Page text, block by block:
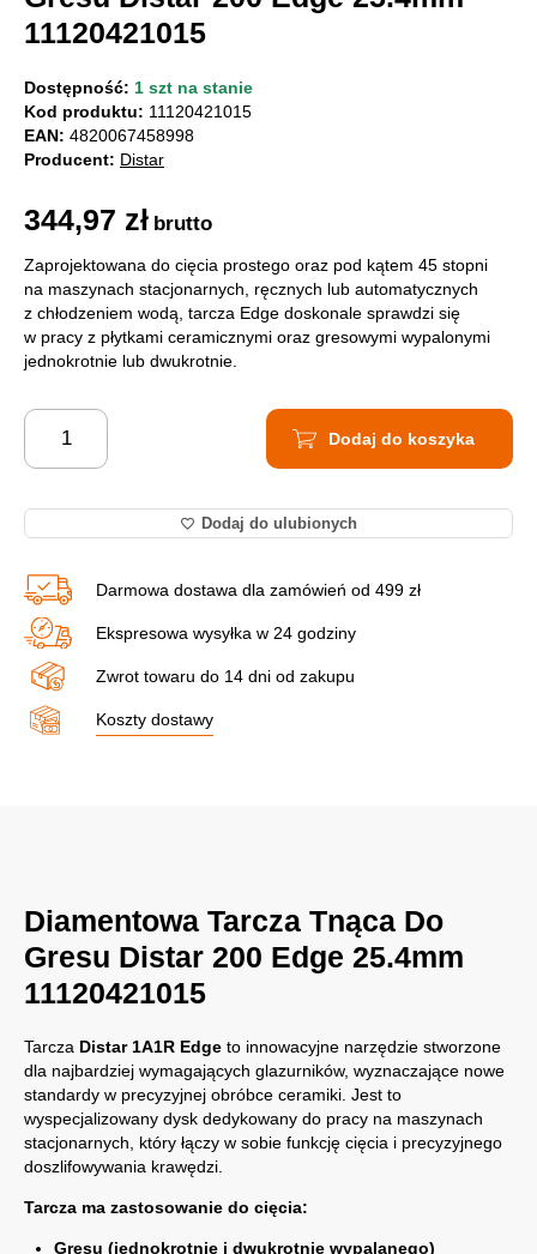
11120421015
Dostępność: 1 szt na stanie
Kod produktu: 11120421015
EAN: 4820067458998
Producent: Distar
344,97 zł brutto
Zaprojektowana do cięcia prostego oraz pod kątem 45 stopni
na maszynach stacjonarnych, ręcznych lub automatycznych
z chłodzeniem wodą, tarcza Edge doskonale sprawdzi się
w pracy z płytkami ceramicznymi oraz gresowymi wypalonymi
jednokrotnie lub dwukrotnie.
Dodaj do koszyka
Dodaj do ulubionych
Darmowa dostawa dla zamówień od 499 zł
Ekspresowa wysyłka w 24 godziny
Zwrot towaru do 14 dni od zakupu
Koszty dostawy
Diamentowa Tarcza Tnąca Do
Gresu Distar 200 Edge 25.4mm
11120421015
Tarcza Distar 1A1R Edge to innowacyjne narzędzie stworzone
dla najbardziej wymagających glazurników, wyznaczające nowe
standardy w precyzyjnej obróbce ceramiki. Jest to
wyspecjalizowany dysk dedykowany do pracy na maszynach
stacjonarnych, który łączy w sobie funkcję cięcia i precyzyjnego
doszlifowywania krawędzi.
Tarcza ma zastosowanie do cięcia:
Gresu (jednokrotnie i dwukrotnie wypalanego)